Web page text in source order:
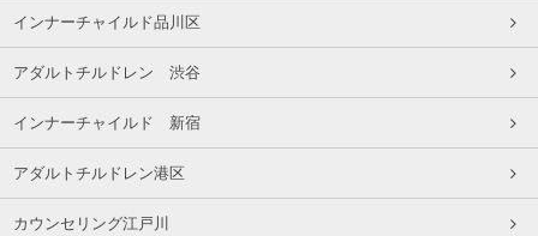
インナーチャイルド品川区
アダルトチルドレン 渋谷
インナーチャイルド 新宿
アダルトチルドレン港区
カウンセリング江戸川